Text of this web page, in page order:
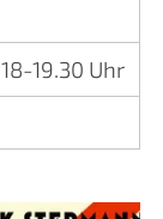
18-19.30 Uhr